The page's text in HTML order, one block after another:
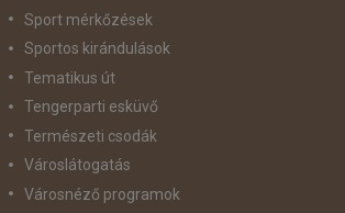
Sport mérkőzések
Sportos kirándulások
Tematikus út
Tengerparti esküvő
Természeti csodák
Városlátogatás
Városnéző programok